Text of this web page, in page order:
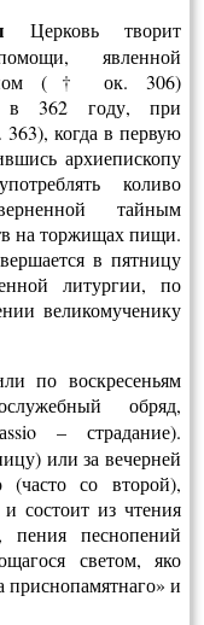
Церковь творит
явленной
( †
ок. 306)
в 362 году, при
363), когда в первую
архиепископу
коливо
тайным
на торжищах пищи.
в пятницу
литургии, по
великомученику
по воскресеньям
обряд,
– страдание).
или за вечерней
со второй),
состоит из чтения
пения песнопений
светом, яко
и